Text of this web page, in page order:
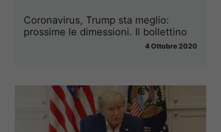
Coronavirus, Trump sta meglio:
prossime le dimessioni. Il bollettino
4 Ottobre 2020